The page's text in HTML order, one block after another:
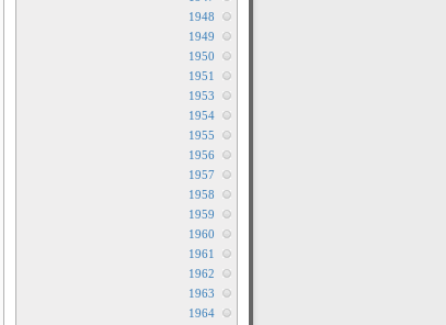
1948
1949
1950
1951
1953
1954
1955
1956
1957
1958
1959
1960
1961
1962
1963
1964